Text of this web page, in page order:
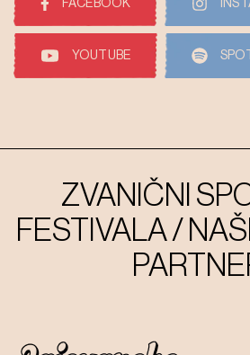
FACEBOOK
YOUTUBE
ZVANIČNI
FESTIVALA /